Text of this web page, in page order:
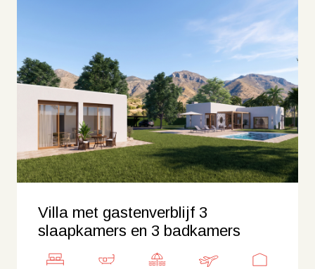
Villa met gastenverblijf 3
slaapkamers en 3 badkamers